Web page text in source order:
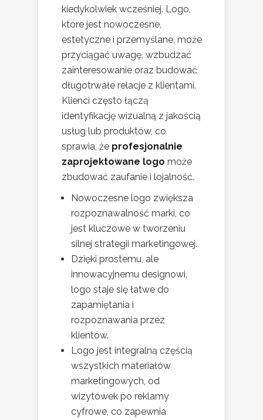
kiedykolwiek wcześniej. Logo,
które jest nowoczesne,
estetyczne i przemyślane, może
przyciągać uwagę, wzbudzać
zainteresowanie oraz budować
długotrwałe relacje z klientami.
Klienci często łączą
identyfikację wizualną z jakością
usług lub produktów, co
sprawia, że profesjonalnie
zaprojektowane logo może
zbudować zaufanie i lojalność.
Nowoczesne logo zwiększa
rozpoznawalność marki, co
jest kluczowe w tworzeniu
silnej strategii marketingowej.
Dzięki prostemu, ale
innowacyjnemu designowi,
logo staje się łatwe do
zapamiętania i
rozpoznawania przez
klientów.
Logo jest integralną częścią
wszystkich materiałów
marketingowych, od
wizytówek po reklamy
cyfrowe, co zapewnia